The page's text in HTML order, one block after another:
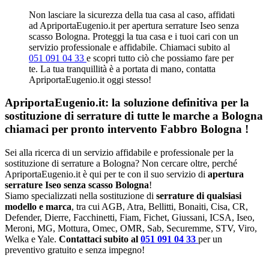
Non lasciare la sicurezza della tua casa al caso, affidati
ad ApriportaEugenio.it per apertura serrature Iseo senza
scasso Bologna. Proteggi la tua casa e i tuoi cari con un
servizio professionale e affidabile. Chiamaci subito al
051 091 04 33 e scopri tutto ciò che possiamo fare per
te. La tua tranquillità è a portata di mano, contatta
ApriportaEugenio.it oggi stesso!
ApriportaEugenio.it: la soluzione definitiva per la
sostituzione di serrature di tutte le marche a Bologna
chiamaci per pronto intervento Fabbro Bologna !
Sei alla ricerca di un servizio affidabile e professionale per la
sostituzione di serrature a Bologna? Non cercare oltre, perché
ApriportaEugenio.it è qui per te con il suo servizio di apertura
serrature Iseo senza scasso Bologna!
Siamo specializzati nella sostituzione di serrature di qualsiasi
modello e marca, tra cui AGB, Atra, Bellitti, Bonaiti, Cisa, CR,
Defender, Dierre, Facchinetti, Fiam, Fichet, Giussani, ICSA, Iseo,
Meroni, MG, Mottura, Omec, OMR, Sab, Securemme, STV, Viro,
Welka e Yale. Contattaci subito al 051 091 04 33 per un
preventivo gratuito e senza impegno!